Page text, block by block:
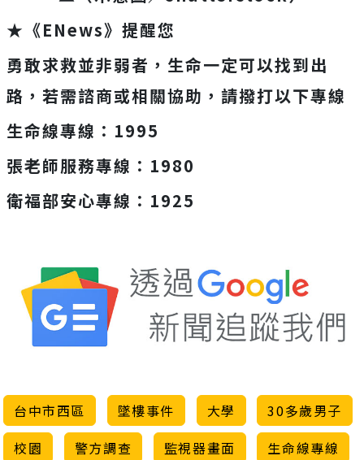
★《ENews》提醒您
勇敢求救並非弱者，生命一定可以找到出
路，若需諮商或相關協助，請撥打以下專線
生命線專線：1995
張老師服務專線：1980
衛福部安心專線：1925
台中市西區 墜樓事件 大學
30多歲男子
校園
警方調查 監視器畫面
生命線專線